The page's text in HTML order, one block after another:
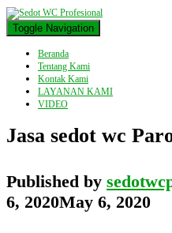
Toggle Navigation
Beranda
Tentang Kami
Kontak Kami
LAYANAN KAMI
VIDEO
Jasa sedot wc
Published by
6, 2020May 6, 2020